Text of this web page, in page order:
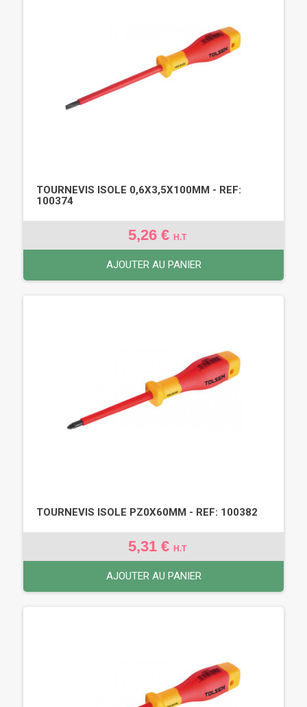
TOURNEVIS ISOLE 0,6X3,5X100MM - REF:
100374
5,26 € H.T
AJOUTER AU PANIER
TOURNEVIS ISOLE PZ0X60MM - REF: 100382
5,31 € H.T
AJOUTER AU PANIER